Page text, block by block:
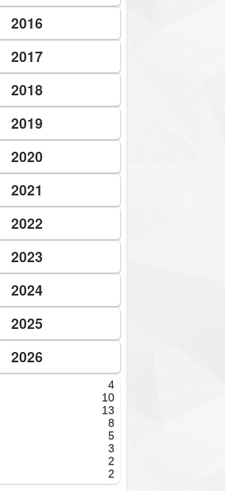
2016
2017
2018
2019
2020
2021
2022
2023
2024
2025
2026
4
10
13
8
5
3
2
2